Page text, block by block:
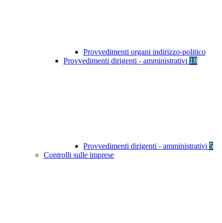
Provvedimenti organi indirizzo-politico
Provvedimenti dirigenti - amministrativi 18
Provvedimenti dirigenti - amministrativi 5
Controlli sulle imprese